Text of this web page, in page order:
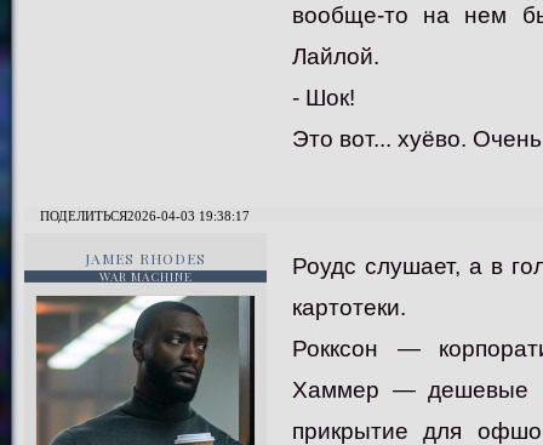
вообще-то на нем
Лайлой.
- Шок!
Это вот... хуёво.
ПОДЕЛИТЬСЯ2026-04-03 19:38:17
JAMES RHODES
WAR MACHINE
Роудс слушает, а в
картотеки.
Рокксон —
Хаммер — дешевые
прикрытие для